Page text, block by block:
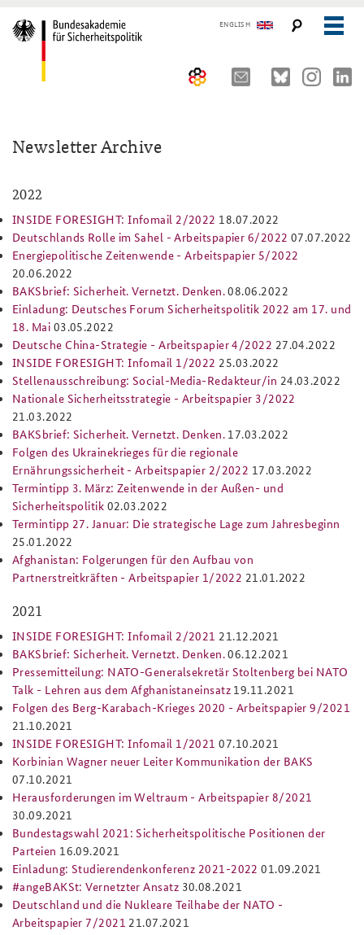
ENGLISH
Auftrag und Organisation
Historischer Ort
Kompetenzzentrum Strategische Vorausschau
Team
Sicherheitspolitische Nachwuchsarbeit
Beirat
Praktika an der BAKS
Anfahrt
Freundeskreis
10 Jahre AKJS
Seminare und Tagungen
Führungskräfteseminar für Sicherheitspolitik
Kernseminar für Sicherheitspolitik
Methodenseminar Strategische Vorausschau
Fachseminar Digitalisierung und Sicherheitspolitik
Fachseminar Desinformation und Sicherheitspolitik
Deutsches Forum Sicherheitspolitik
Arbeitskreis "Junge Sicherheitspolitiker"
Das Sicherheitspolitische Gespräch an der BAKS
Studierendenkonferenz Sicherheitspolitik gestalten
Publikationen und Presse
#angeBAKSt: Aktuelle Kommentare zur Sicherheitspolitik
Arbeitspapiere Sicherheitspolitik
Pressespiegel und Gastbeiträge von BAKS-Angehörigen
Ansprechpartner für Presse- und andere Medienanfragen
Newsletter-Archiv
STUDIENPLATTFORM
Newsletter Archive
2022
INSIDE FORESIGHT: Infomail 2/2022 18.07.2022
Deutschlands Rolle im Sahel - Arbeitspapier 6/2022 07.07.2022
Energiepolitische Zeitenwende - Arbeitspapier 5/2022
20.06.2022
BAKSbrief: Sicherheit. Vernetzt. Denken.08.06.2022
Einladung: Deutsches Forum Sicherheitspolitik 2022 am 17. und
18. Mai 03.05.2022
Deutsche China-Strategie - Arbeitspapier 4/2022 27.04.2022
INSIDE FORESIGHT: Infomail 1/2022 25.03.2022
Stellenausschreibung: Social-Media-Redakteur/in 24.03.2022
Nationale Sicherheitsstrategie - Arbeitspapier 3/2022
21.03.2022
BAKSbrief: Sicherheit. Vernetzt. Denken. 17.03.2022
Folgen des Ukrainekrieges für die regionale
Ernährungssicherheit - Arbeitspapier 2/2022 17.03.2022
Termintipp 3. März: Zeitenwende in der Außen- und
Sicherheitspolitik 02.03.2022
Termintipp 27. Januar: Die strategische Lage zum Jahresbeginn
25.01.2022
Afghanistan: Folgerungen für den Aufbau von
Partnerstreitkräften - Arbeitspapier 1/2022 21.01.2022
2021
INSIDE FORESIGHT: Infomail 2/2021 21.12.2021
BAKSbrief: Sicherheit. Vernetzt. Denken.06.12.2021
Pressemitteilung: NATO-Generalsekretär Stoltenberg bei NATO
Talk - Lehren aus dem Afghanistaneinsatz 19.11.2021
Folgen des Berg-Karabach-Krieges 2020 - Arbeitspapier 9/2021
21.10.2021
INSIDE FORESIGHT: Infomail 1/2021 07.10.2021
Korbinian Wagner neuer Leiter Kommunikation der BAKS
07.10.2021
Herausforderungen im Weltraum - Arbeitspapier 8/2021
30.09.2021
Bundestagswahl 2021: Sicherheitspolitische Positionen der
Parteien 16.09.2021
Einladung: Studierendenkonferenz 2021-2022 01.09.2021
#angeBAKSt: Vernetzter Ansatz 30.08.2021
Deutschland und die Nukleare Teilhabe der NATO -
Arbeitspapier 7/2021 21.07.2021